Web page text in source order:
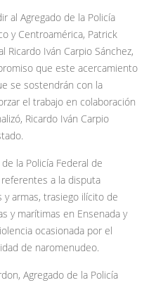
al Agregado de la Policía
y Centroamérica, Patrick
Ricardo Iván Carpio Sánchez,
que este acercamiento
se sostendrán con la
el trabajo en colaboración
Ricardo Iván Carpio
la Policía Federal de
a la disputa
armas, trasiego ilícito de
y marítimas en Ensenada y
ocasionada por el
de naromenudeo.
Agregado de la Policía